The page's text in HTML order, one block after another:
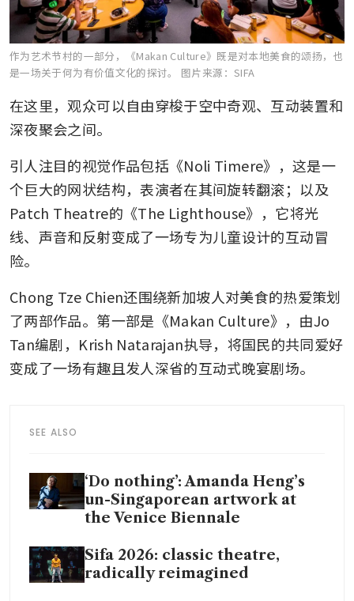
作为艺术节村的一部分，《Makan Culture》既是对本地美食的颂扬，也
是一场关于何为有价值文化的探讨。 图片来源：SIFA
在这里，观众可以自由穿梭于空中奇观、互动装置和
深夜聚会之间。
引人注目的视觉作品包括《Noli Timere》，这是一
个巨大的网状结构，表演者在其间旋转翻滚；以及
Patch Theatre的《The Lighthouse》，它将光
线、声音和反射变成了一场专为儿童设计的互动冒
险。
Chong Tze Chien还围绕新加坡人对美食的热爱策划
了两部作品。第一部是《Makan Culture》，由Jo
Tan编剧，Krish Natarajan执导，将国民的共同爱好
变成了一场有趣且发人深省的互动式晚宴剧场。
SEE ALSO
‘Do nothing’: Amanda Heng’s
un-Singaporean artwork at
the Venice Biennale
Sifa 2026: classic theatre,
radically reimagined